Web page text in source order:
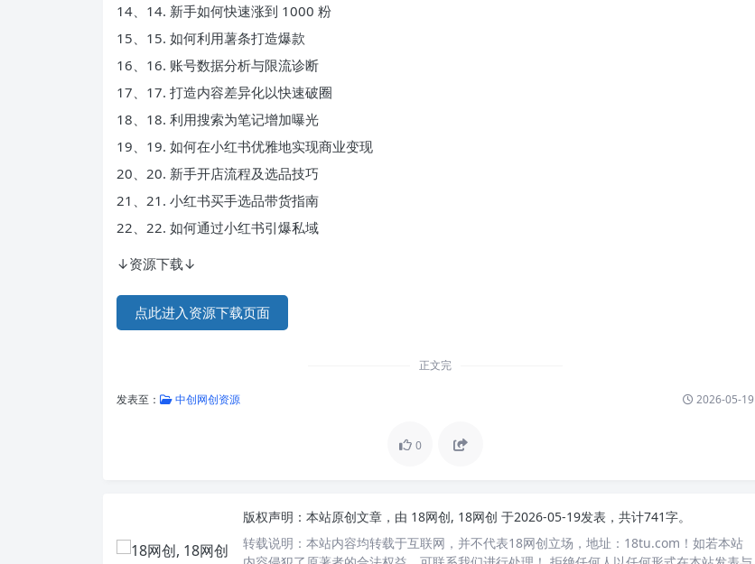
14、14. 新手如何快速涨到 1000 粉
15、15. 如何利用薯条打造爆款
16、16. 账号数据分析与限流诊断
17、17. 打造内容差异化以快速破圈
18、18. 利用搜索为笔记增加曝光
19、19. 如何在小红书优雅地实现商业变现
20、20. 新手开店流程及选品技巧
21、21. 小红书买手选品带货指南
22、22. 如何通过小红书引爆私域
↓资源下载↓
点此进入资源下载页面
正文完
发表至： 中创网创资源 2026-05-19
0
版权声明： 本站原创文章，由 18网创, 18网创 于2026-05-19发表，共计741字。
转载说明： 本站内容均转载于互联网，并不代表18网创立场，地址：18tu.com！如若本站